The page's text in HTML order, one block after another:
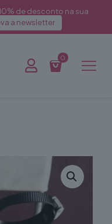
de desconto na sua
a newsletter
0